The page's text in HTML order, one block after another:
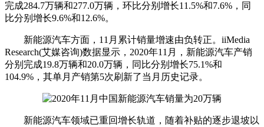
完成284.7万辆和277.0万辆，环比分别增长11.5%和7.6%，同
比分别增长9.6%和12.6%。
新能源汽车方面，11月累计销量增速由负转正。iiMedia
Research(艾媒咨询)数据显示，2020年11月，新能源汽车产销
分别完成19.8万辆和20.0万辆，同比分别增长75.1%和
104.9%，其单月产销第5次刷新了当月历史记录。
新能源汽车领域已重回增长轨道，随着补贴的逐步退坡以